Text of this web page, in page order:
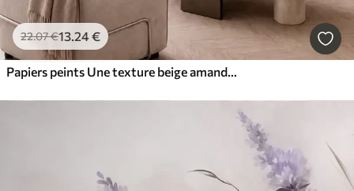
22.07€13.24€
Papiers peints Une texture beige amande chaleureuse aux dégradés naturels et doux